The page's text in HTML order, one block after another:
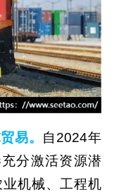
易。 自2024年
分激活资源潜
机械、工程机